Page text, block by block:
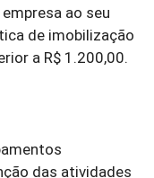
ao seu
de imobilização
a R$ 1.200,00.
das atividades